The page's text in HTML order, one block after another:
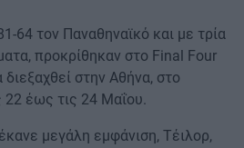
64 τον Παναθηναϊκό και με τρία
προκρίθηκαν στο Final Four
στην Αθήνα, στο
22 έως τις 24 Μαΐου.
μεγάλη εμφάνιση, Τέιλορ,